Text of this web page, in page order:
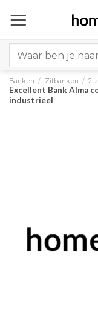
naar
for:
Banken / Zitbanken / 2-
Excellent Bank Alma
industrieel